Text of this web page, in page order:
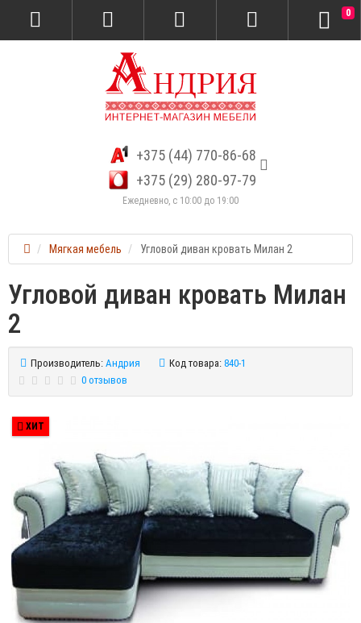
+375 (44) 770-86-68
+375 (29) 280-97-79
Ежедневно, с 10:00 до 19:00
0
Мягкая мебель Угловой диван кровать Милан 2
Угловой диван кровать Милан
2
Производитель: Андрия Код товара: 840-1
0 отзывов
ХИТ